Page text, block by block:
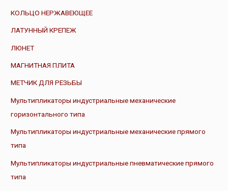
КОЛЬЦО НЕРЖАВЕЮЩЕЕ
ЛАТУННЫЙ КРЕПЕЖ
ЛЮНЕТ
МАГНИТНАЯ ПЛИТА
МЕТЧИК ДЛЯ РЕЗЬБЫ
Мультипликаторы индустриальные механические
горизонтального типа
Мультипликаторы индустриальные механические прямого
типа
Мультипликаторы индустриальные пневматические прямого
типа